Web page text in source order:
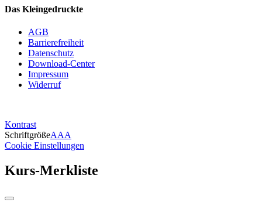
Das Kleingedruckte
AGB
Barrierefreiheit
Datenschutz
Download-Center
Impressum
Widerruf
Kontrast
SchriftgrößeAAA
Cookie Einstellungen
Kurs-Merkliste